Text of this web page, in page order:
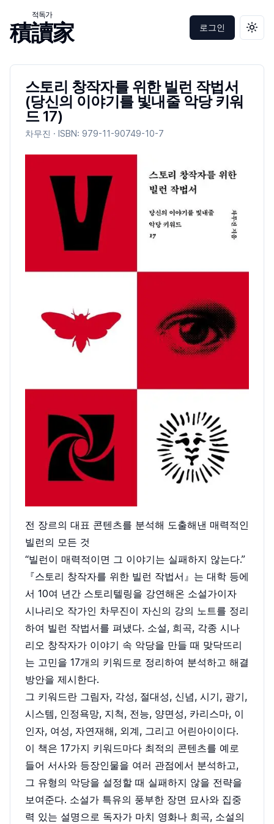
積讀家
적독가
로그인 테마
스토리 창작자를 위한 빌런 작법서
(당신의 이야기를 빛내줄 악당 키워
드 17)
차무진 · ISBN: 979-11-90749-10-7
전 장르의 대표 콘텐츠를 분석해 도출해낸 매력적인
빌런의 모든 것
“빌런이 매력적이면 그 이야기는 실패하지 않는다.”
『스토리 창작자를 위한 빌런 작법서』는 대학 등에
서 10여 년간 스토리텔링을 강연해온 소설가이자
시나리오 작가인 차무진이 자신의 강의 노트를 정리
하여 빌런 작법서를 펴냈다. 소설, 희곡, 각종 시나
리오 창작자가 이야기 속 악당을 만들 때 맞닥뜨리
는 고민을 17개의 키워드로 정리하여 분석하고 해결
방안을 제시한다.
그 키워드란 그림자, 각성, 절대성, 신념, 시기, 광기,
시스템, 인정욕망, 지척, 전능, 양면성, 카리스마, 이
인자, 여성, 자연재해, 외계, 그리고 어린아이이다.
이 책은 17가지 키워드마다 최적의 콘텐츠를 예로
들어 서사와 등장인물을 여러 관점에서 분석하고,
그 유형의 악당을 설정할 때 실패하지 않을 전략을
보여준다. 소설가 특유의 풍부한 장면 묘사와 집중
력 있는 설명으로 독자가 마치 영화나 희곡, 소설의